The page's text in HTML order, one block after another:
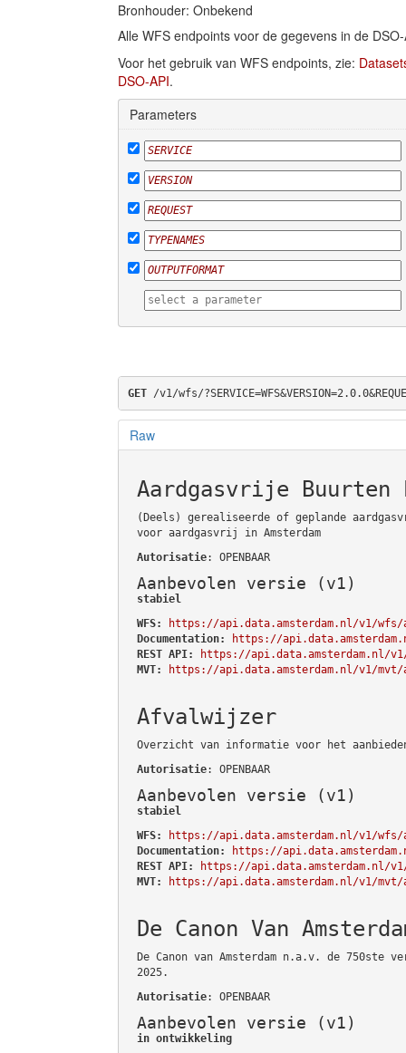
Bronhouder: Onbekend
Alle WFS endpoints voor de gegevens in de
Voor het gebruik van WFS endpoints, zie:
DSO-API.
Parameters
GET /v1/wfs/
Raw
Aardgasvrije
(Deels) gerealiseerde of geplande
voor aardgasvrij in Amsterdam
Autorisatie: OPENBAAR
Aanbevolen versie (v1)
stabiel
WFS:
https://api.data.amsterdam.nl/v1/wfs/
Documentation:
https://
REST API:
https://api.data.amsterdam.nl/
MVT:
https://api.data.amsterdam.nl/v1/mvt/
Afvalwijzer
Overzicht van informatie voor het
Autorisatie: OPENBAAR
Aanbevolen versie (v1)
stabiel
WFS:
https://api.data.amsterdam.nl/v1/
Documentation:
https://
REST API:
https://api.data.amsterdam.nl/
MVT:
https://api.data.amsterdam.nl/v1/
De Canon Van
De Canon van Amsterdam n.a.v. de 750ste
2025.
Autorisatie: OPENBAAR
Aanbevolen versie (v1)
in ontwikkeling